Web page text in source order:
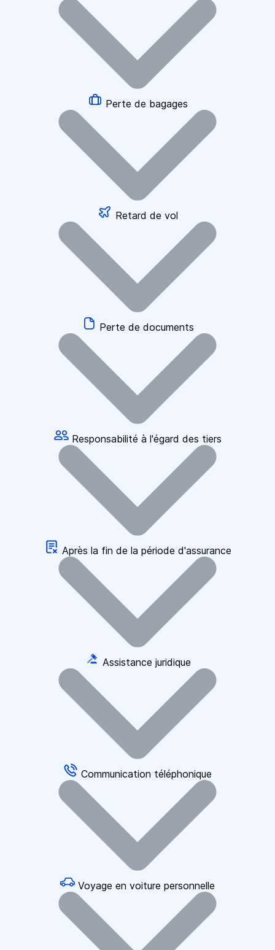
Perte de bagages
Retard de vol
Perte de documents
Responsabilité à l'égard des tiers
Après la fin de la période d'assurance
Assistance juridique
Communication téléphonique
Voyage en voiture personnelle